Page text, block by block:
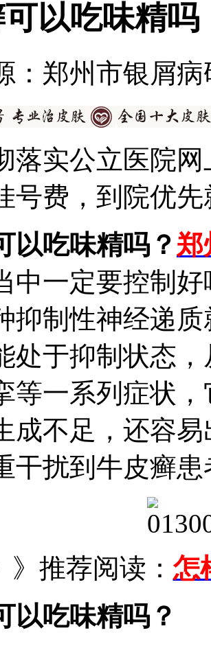
以吃味精吗
：郑州市银屑病
落实公立医院
号费，到院优先
以吃味精吗？ 郑
中一定要控制
抑制性神经递
处于抑制状态
等一系列症状
成不足，还容
干扰到牛皮癣
》推荐阅读： 怎
以吃味精吗？